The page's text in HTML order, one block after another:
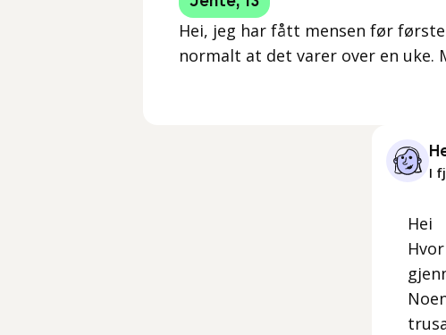
Hei, jeg har fått mensen før
normalt at det varer over en uke.
I
Hei